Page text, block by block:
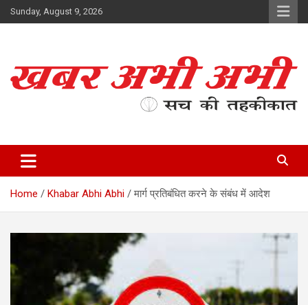
Skip
to
Sunday, August 9, 2026
Home Khabar Abhi Abhi मार्ग प्रतिबंधित करने के संबंध में आदेश